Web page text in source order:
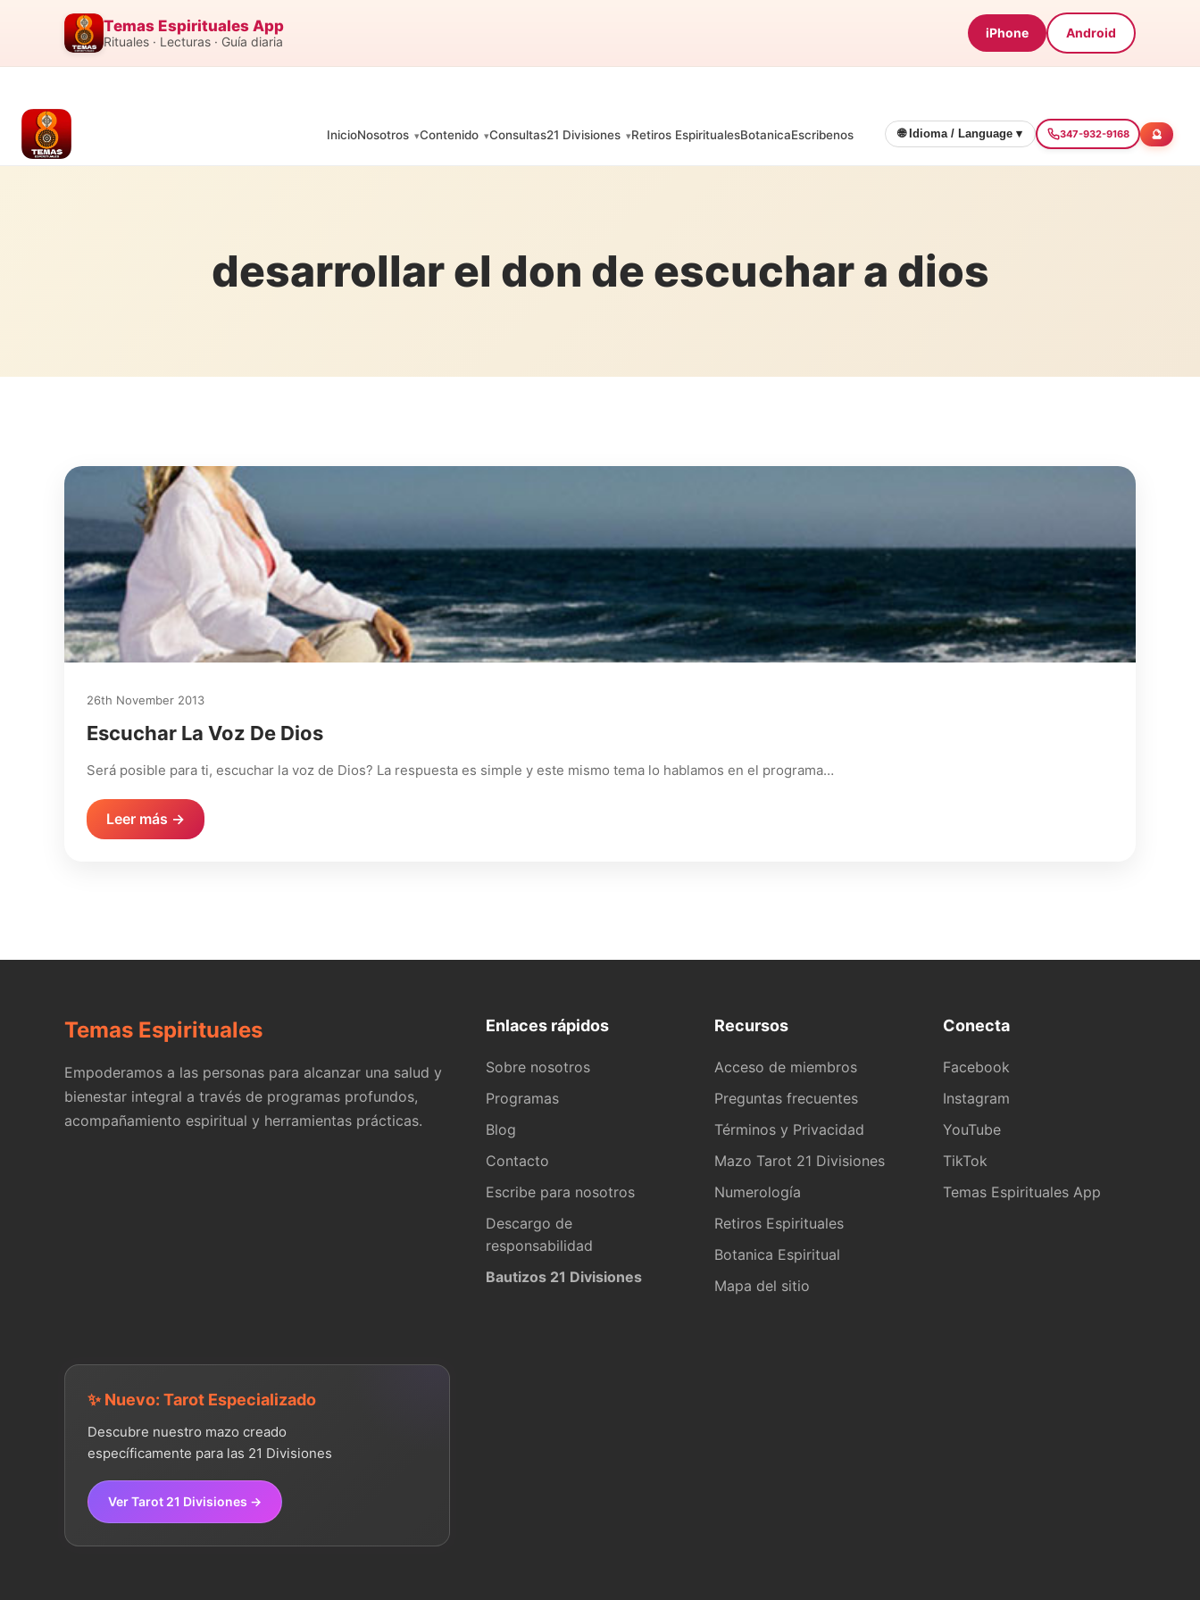
Temas Espirituales App
Rituales · Lecturas · Guía diaria
iPhone Android
InicioNosotros Contenido Consultas21 Divisiones Retiros EspiritualesBotanicaEscribenos 🌐 Idioma / Language ▾ 347-932-9168 🔮
desarrollar el don de escuchar a dios
26th November 2013
Escuchar La Voz De Dios
Será posible para ti, escuchar la voz de Dios? La respuesta es simple y este mismo tema lo hablamos en el programa…
Leer más →
Temas Espirituales
Empoderamos a las personas para alcanzar una salud y
bienestar integral a través de programas profundos,
acompañamiento espiritual y herramientas prácticas.
Enlaces rápidos
Sobre nosotros
Programas
Blog
Contacto
Escribe para nosotros
Descargo de
responsabilidad
Bautizos 21 Divisiones
Recursos
Acceso de miembros
Preguntas frecuentes
Términos y Privacidad
Mazo Tarot 21 Divisiones
Numerología
Retiros Espirituales
Botanica Espiritual
Mapa del sitio
Conecta
Facebook
Instagram
YouTube
TikTok
Temas Espirituales App
✨ Nuevo: Tarot Especializado
Descubre nuestro mazo creado
específicamente para las 21 Divisiones
Ver Tarot 21 Divisiones →